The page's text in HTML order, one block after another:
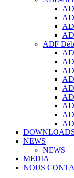
ADF
DOWNLOADS
NEWS
NEWS
MEDIA
NOUS